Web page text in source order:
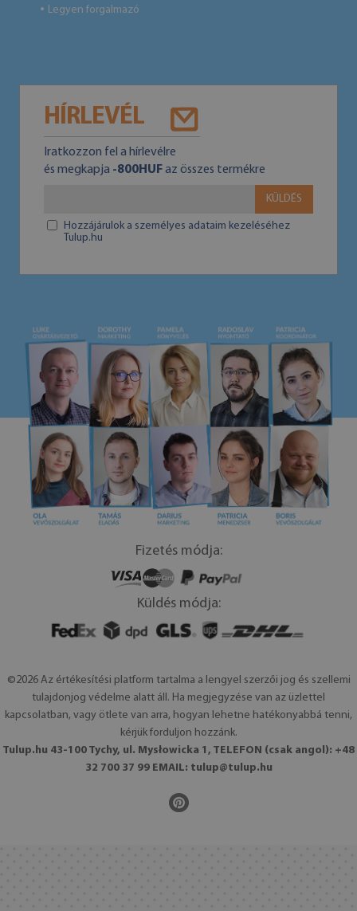
● Legyen forgalmazó
HÍRLEVÉL
Iratkozzon fel a hírlevélre
és megkapja -800HUFaz összes termékre
KÜLDÉS
Hozzájárulok a személyes adataim kezeléséhez
Tulup.hu
Fizetés módja:
Küldés módja:
©2026 Az értékesítési platform tartalma a lengyel szerzői jog és szellemi
tulajdonjog védelme alatt áll. Ha megjegyzése van az üzlettel
kapcsolatban, vagy ötlete van arra, hogyan lehetne hatékonyabbá tenni,
kérjük forduljon hozzánk.
Tulup.hu 43-100 Tychy, ul. Mysłowicka 1, TELEFON (csak angol): +48
32 700 37 99 EMAIL: tulup@tulup.hu